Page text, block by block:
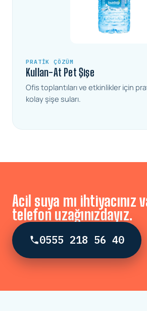
PRATIK ÇÖZÜM
Kullan-At Pet Şişe
Ofis toplantıları ve etkinlikler için
kolay şişe suları.
Acil suya mı ihtiyacınız
telefon uzağınızdayız.
0555 218 56 40